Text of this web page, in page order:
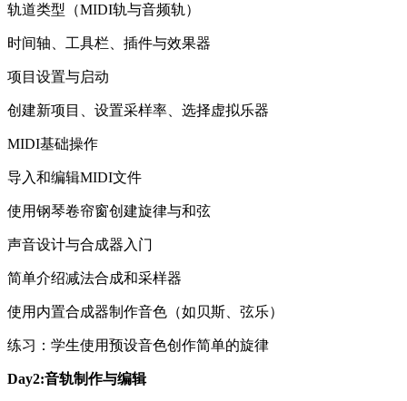
轨道类型（MIDI轨与音频轨）
时间轴、工具栏、插件与效果器
项目设置与启动
创建新项目、设置采样率、选择虚拟乐器
MIDI基础操作
导入和编辑MIDI文件
使用钢琴卷帘窗创建旋律与和弦
声音设计与合成器入门
简单介绍减法合成和采样器
使用内置合成器制作音色（如贝斯、弦乐）
练习：学生使用预设音色创作简单的旋律
Day2:音轨制作与编辑